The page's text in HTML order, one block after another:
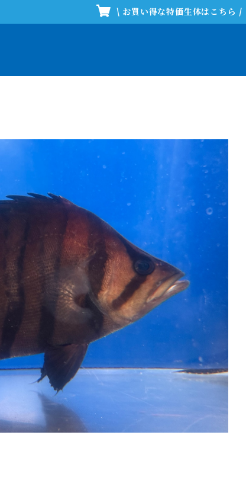
\ お買い得な特価生体はこちら /